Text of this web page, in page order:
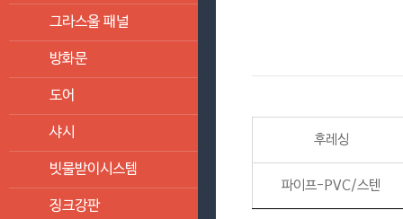
그라스울 패널
방화문
도어
샤시
빗물받이시스템
징크강판
후레싱
파이프-PVC/스텐